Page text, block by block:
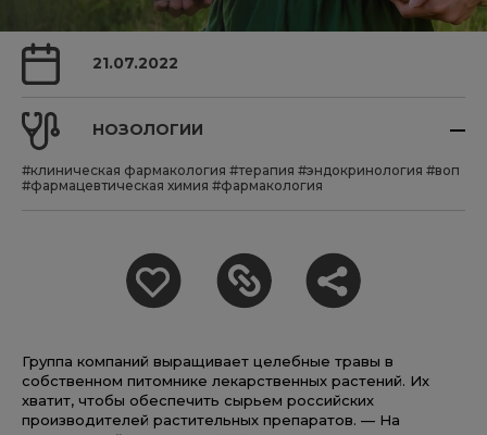
21.07.2022
НОЗОЛОГИИ
#клиническая фармакология #терапия #эндокринология #воп
#фармацевтическая химия #фармакология
Группа компаний выращивает целебные травы в
собственном питомнике лекарственных растений. Их
хватит, чтобы обеспечить сырьем российских
производителей растительных препаратов. — На